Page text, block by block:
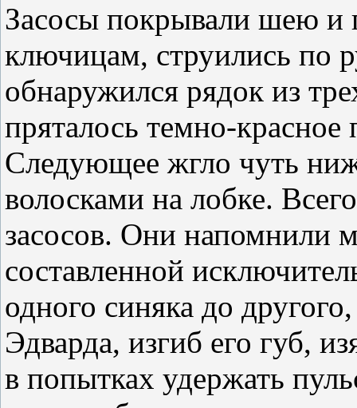
Засосы покрывали шею и
ключицам, струились по
обнаружился рядок из
пряталось темно-
Следующее жгло чуть
волосками на лобке.
засосов. Они напомнили
составленной
одного синяка до
Эдварда, изгиб его губ,
в попытках удержать